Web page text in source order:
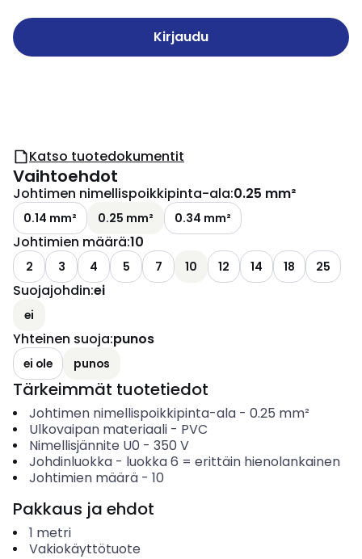
Kirjaudu
Katso tuotedokumentit
Vaihtoehdot
Johtimen nimellispoikkipinta-ala:0.25 mm²
0.14 mm² 0.25 mm² 0.34 mm²
Johtimien määrä:10
2 3 4 5 7 10 12 14 18 25
Suojajohdin:ei
ei
Yhteinen suoja:punos
ei ole punos
Tärkeimmät tuotetiedot
Johtimen nimellispoikkipinta-ala- 0.25 mm²
Ulkovaipan materiaali- PVC
Nimellisjännite U0 - 350 V
Johdinluokka- luokka 6 = erittäin hienolankainen
Johtimien määrä- 10
Pakkaus ja ehdot
1 metri
Vakiokäyttötuote